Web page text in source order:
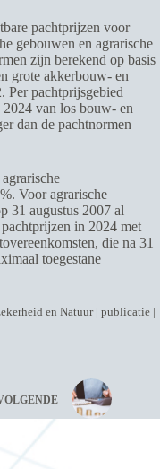
pachtprijzen voor
gebouwen en agrarische
zijn berekend op basis
grote akkerbouw- en
Per pachtprijsgebied
van los bouw- en
dan de pachtnormen
Voor agrarische
31 augustus 2007 al
in 2024 met
die na 31
toegestane
en Natuur | publicatie |